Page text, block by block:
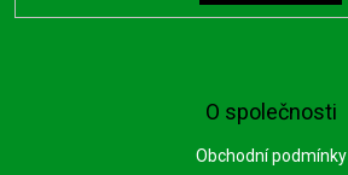
O společnosti
Obchodní podmínky